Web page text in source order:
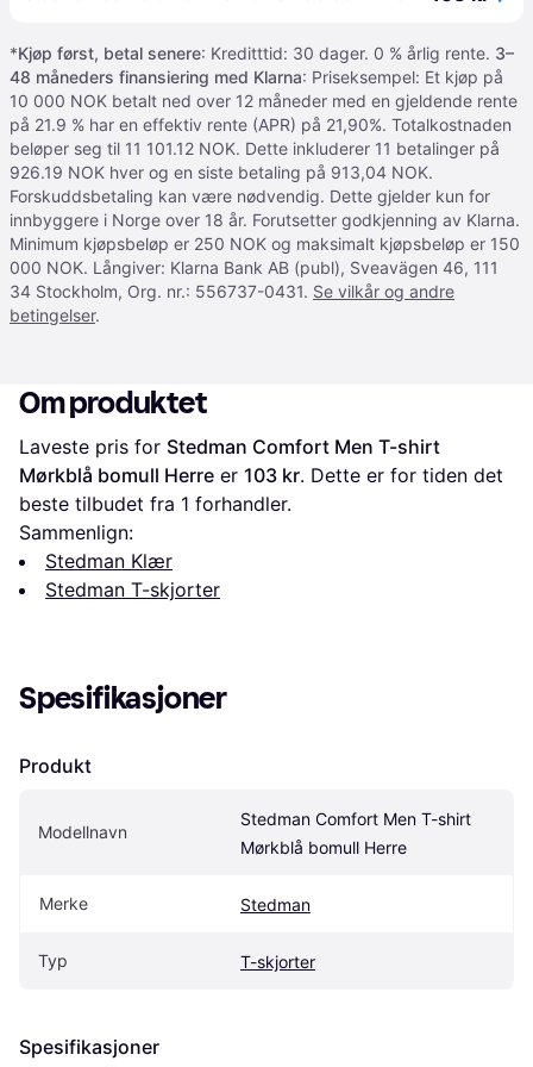
*Kjøp først, betal senere: Kreditttid: 30 dager. 0 % årlig rente. 3–
48 måneders finansiering med Klarna: Priseksempel: Et kjøp på
10 000 NOK betalt ned over 12 måneder med en gjeldende rente
på 21.9 % har en effektiv rente (APR) på 21,90%. Totalkostnaden
beløper seg til 11 101.12 NOK. Dette inkluderer 11 betalinger på
926.19 NOK hver og en siste betaling på 913,04 NOK.
Forskuddsbetaling kan være nødvendig. Dette gjelder kun for
innbyggere i Norge over 18 år. Forutsetter godkjenning av Klarna.
Minimum kjøpsbeløp er 250 NOK og maksimalt kjøpsbeløp er 150
000 NOK. Långiver: Klarna Bank AB (publ), Sveavägen 46, 111
34 Stockholm, Org. nr.: 556737-0431. Se vilkår og andre
betingelser.
Om produktet
Laveste pris for Stedman Comfort Men T-shirt
Mørkblå bomull Herre er 103 kr. Dette er for tiden det
beste tilbudet fra 1 forhandler.
Sammenlign:
Stedman Klær
Stedman T-skjorter
Spesifikasjoner
Produkt
Modellnavn
Stedman Comfort Men T-shirt
Mørkblå bomull Herre
Merke Stedman
Typ T-skjorter
Spesifikasjoner